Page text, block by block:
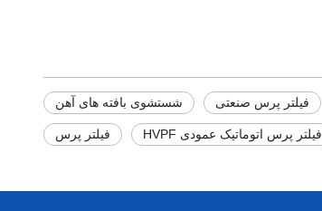
شستشوی بافته های آهن فیلتر پرس صنعتی
فیلتر پرس فیلتر پرس اتوماتیک عمودی HVPF